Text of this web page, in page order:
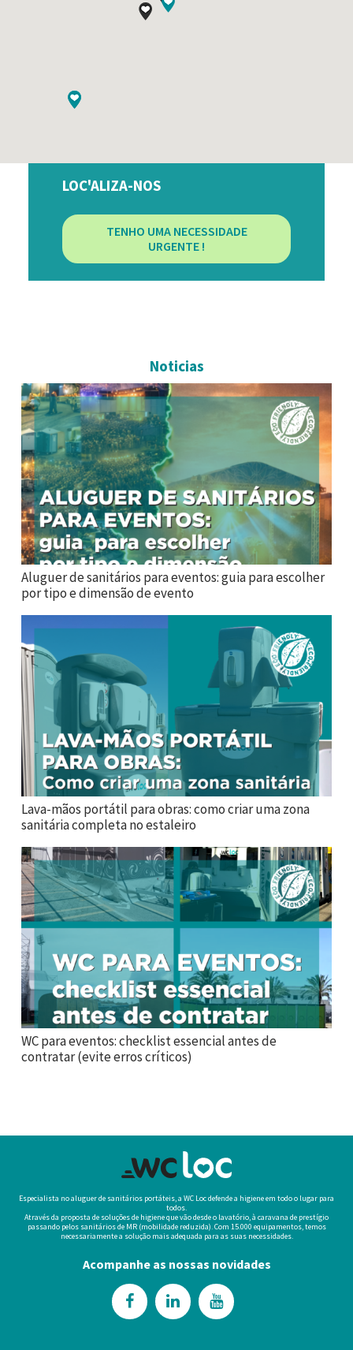
LOC'ALIZA-NOS
TENHO UMA NECESSIDADE
URGENTE !
Noticias
Aluguer de sanitários para eventos: guia para escolher
por tipo e dimensão de evento
Lava-mãos portátil para obras: como criar uma zona
sanitária completa no estaleiro
WC para eventos: checklist essencial antes de
contratar (evite erros críticos)
Especialista no aluguer de sanitários portáteis, a WC Loc defende a higiene em todo o lugar para
todos.
Através da proposta de soluções de higiene que vão desde o lavatório, à caravana de prestígio
passando pelos sanitários de MR (mobilidade reduzida). Com 15.000 equipamentos, temos
necessariamente a solução mais adequada para as suas necessidades.
Acompanhe as nossas novidades